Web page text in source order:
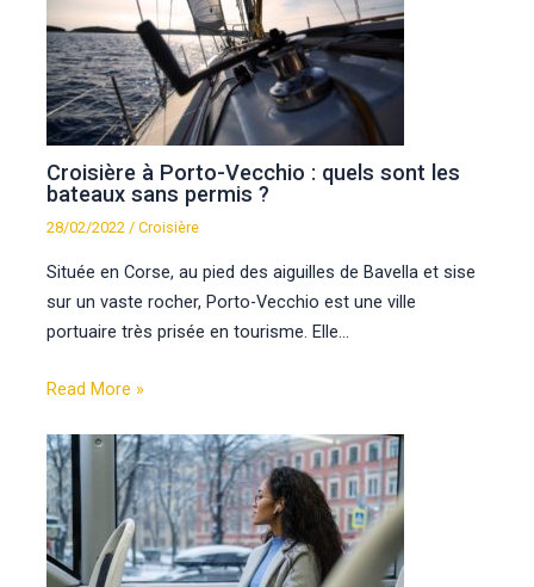
Croisière à Porto-Vecchio : quels sont les
bateaux sans permis ?
28/02/2022/Croisière
Située en Corse, au pied des aiguilles de Bavella et sise
sur un vaste rocher, Porto-Vecchio est une ville
portuaire très prisée en tourisme. Elle…
Read More »